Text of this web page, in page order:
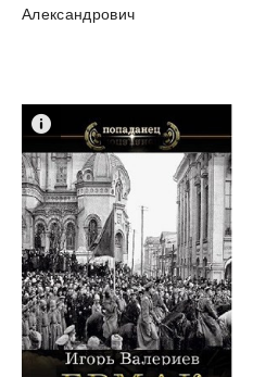
Александрович